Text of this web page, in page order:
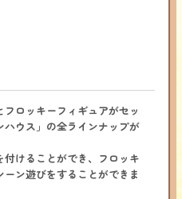
ロッキーフィギュアがセッ
ハウス」の全ラインナップが
けることができ、フロッキ
ン遊びをすることができま